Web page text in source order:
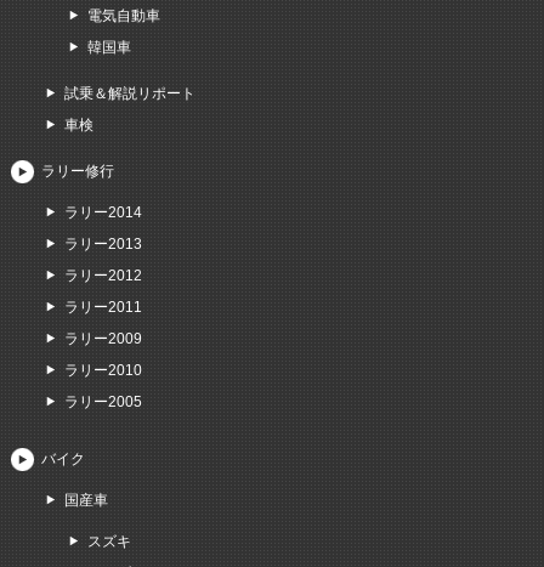
電気自動車
韓国車
試乗＆解説リポート
車検
ラリー修行
ラリー2014
ラリー2013
ラリー2012
ラリー2011
ラリー2009
ラリー2010
ラリー2005
バイク
国産車
スズキ